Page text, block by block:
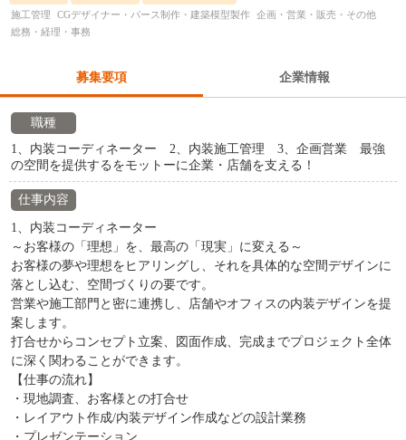
施工管理
CGデザイナー・パース制作・建築模型製作 企画・営業・販売・その他
総務・経理・事務
募集要項 企業情報
職種
1、内装コーディネーター 2、内装施工管理 3、企画営業 最強
の空間を提供するをモットーに企業・店舗を支える！
仕事内容
1、内装コーディネーター
～お客様の「理想」を、最高の「現実」に変える～
お客様の夢や理想をヒアリングし、それを具体的な空間デザインに
落とし込む、空間づくりの要です。
営業や施工部門と密に連携し、店舗やオフィスの内装デザインを提
案します。
打合せからコンセプト立案、図面作成、完成までプロジェクト全体
に深く関わることができます。
【仕事の流れ】
・現地調査、お客様との打合せ
・レイアウト作成/内装デザイン作成などの設計業務
・プレゼンテーション